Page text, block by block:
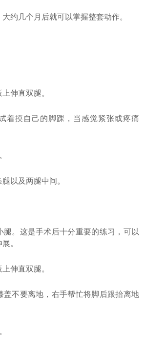
约几个月后就可以掌握整套动作。
伸直双腿。
着摸自己的脚踝，当感觉紧张或疼痛
以及两腿中间。
腿。这是手术后十分重要的练习，可以
。
伸直双腿。
盖不要离地，右手帮忙将脚后跟抬离地